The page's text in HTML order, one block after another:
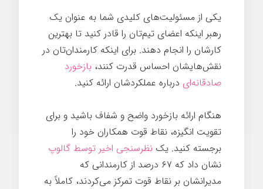
یکی از مسئولیت‌های کلیدی شما به عنوان یک
رهبر اینکه اعضای تیم‌تان را قادر کنید تا بهترین
کارشان را انجام دهند. برای اینکه کارمندان‌تان در
نقش‌هایشان احساس قدرت کنند، بازخورد
صادقانه‌ای درباره عملکردشان ارائه کنید.
هنگام ارائه بازخورد واضح و شفاف باشید و برای
تقویت انگیزه، نقاط قوت همکاران خود را
برجسته کنید. یک نظرسنجی اخیر توسط گالوپ
نشان داد که ۶۷ درصد از کارمندانی که
مدیرانشان بر نقاط قوت تمرکز می‌کردند، کاملاً به